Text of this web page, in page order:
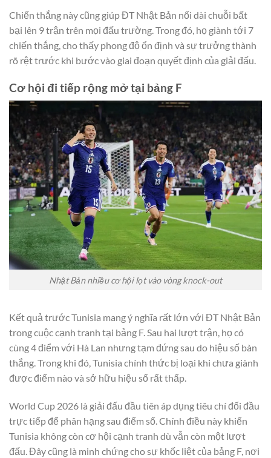
Chiến thắng này cũng giúp ĐT Nhật Bản nối dài chuỗi bất
bại lên 9 trận trên mọi đấu trường. Trong đó, họ giành tới 7
chiến thắng, cho thấy phong độ ổn định và sự trưởng thành
rõ rệt trước khi bước vào giai đoạn quyết định của giải đấu.
Cơ hội đi tiếp rộng mở tại bảng F
Nhật Bản nhiều cơ hội lọt vào vòng knock-out
Kết quả trước Tunisia mang ý nghĩa rất lớn với ĐT Nhật Bản
trong cuộc cạnh tranh tại bảng F. Sau hai lượt trận, họ có
cùng 4 điểm với Hà Lan nhưng tạm đứng sau do hiệu số bàn
thắng. Trong khi đó, Tunisia chính thức bị loại khi chưa giành
được điểm nào và sở hữu hiệu số rất thấp.
World Cup 2026 là giải đấu đầu tiên áp dụng tiêu chí đối đầu
trực tiếp để phân hạng sau điểm số. Chính điều này khiến
Tunisia không còn cơ hội cạnh tranh dù vẫn còn một lượt
đấu. Đây cũng là minh chứng cho sự khốc liệt của bảng F, nơi